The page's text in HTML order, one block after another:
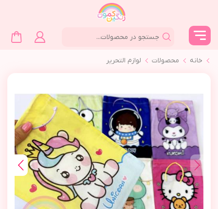
خانه محصولات لوازم التحرير